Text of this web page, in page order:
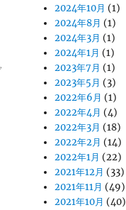
2024年10月 (1)
2024年8月 (1)
2024年3月 (1)
2024年1月 (1)
2023年7月 (1)
2023年5月 (3)
2022年6月 (1)
2022年4月 (4)
2022年3月 (18)
2022年2月 (14)
2022年1月 (22)
2021年12月 (33)
2021年11月 (49)
2021年10月 (40)